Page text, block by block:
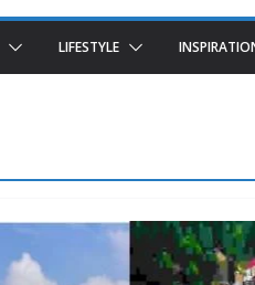
LIFESTYLE